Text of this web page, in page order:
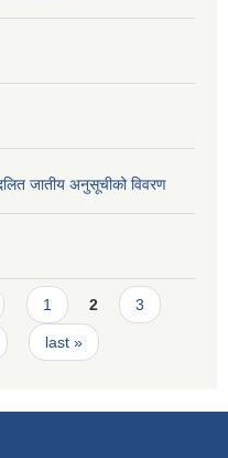
जातीय अनुसूचीको विवरण
1 2 3
last »